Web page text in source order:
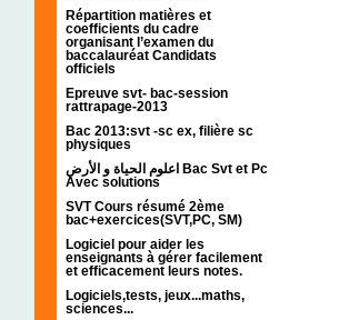
Répartition matières et
coefficients du cadre
organisant l’examen du
baccalauréat Candidats
officiels
Epreuve svt- bac-session
rattrapage-2013
Bac 2013:svt -sc ex, filière sc
physiques
اعلوم الحياة و الأرض Bac Svt et Pc
Avec solutions
SVT Cours résumé 2ème
bac+exercices(SVT,PC, SM)
Logiciel pour aider les
enseignants à gérer facilement
et efficacement leurs notes.
Logiciels,tests, jeux...maths,
sciences...